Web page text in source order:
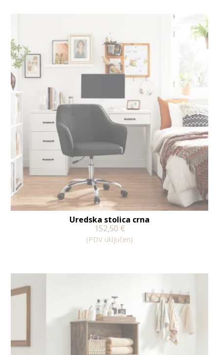
Uredska stolica crna
152,50 €
(PDV uključen)